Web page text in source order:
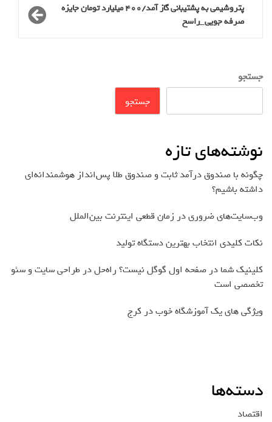
پتروشیمی به پشتیبانی گاز آمد/400 میلیارد تومان جایزه
صرفه جویی_راسخ
جستجو
جستجو
نوشته‌های تازه
چگونه با صندوق درآمد ثابت و صندوق طلا پس‌انداز هوشمندانه‌ای
داشته باشیم؟
وب‌سایت‌های ضروری در زمان قطعی اینترنت بین‌الملل
نکات کلیدی انتخاب بهترین دستگاه تولید
کلینیک شما در صفحه اول گوگل نیست؟ راه‌حل در طراحی سایت و سئو
تخصصی است
ویژگی های یک آموزشگاه خوب در کرج
دسته‌ها
اقتصاد